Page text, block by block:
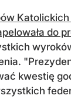
do
kwestię